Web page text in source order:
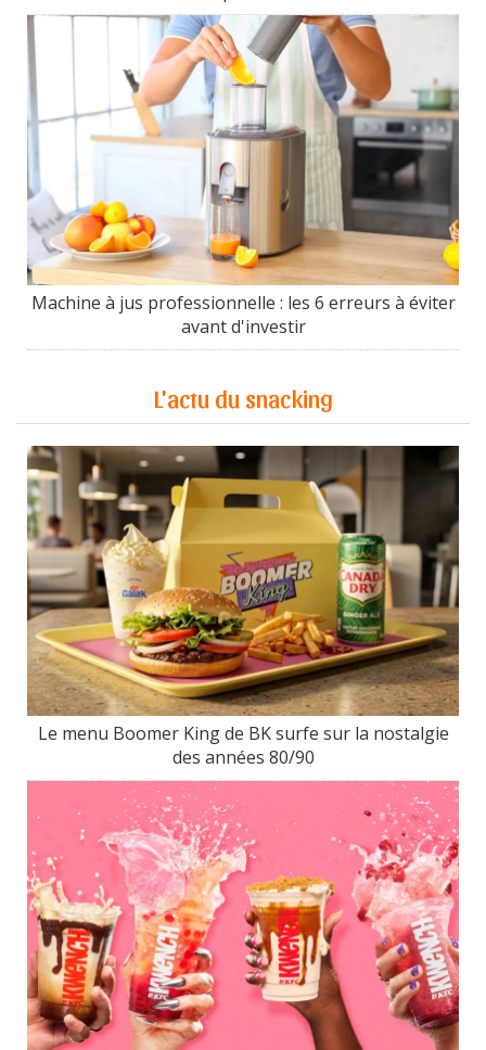
Machine à jus professionnelle : les 6 erreurs à éviter
avant d'investir
L'actu du snacking
Le menu Boomer King de BK surfe sur la nostalgie
des années 80/90